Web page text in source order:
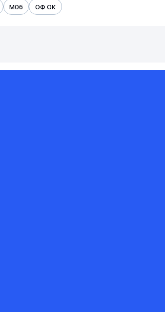
М0б ОФ ОК